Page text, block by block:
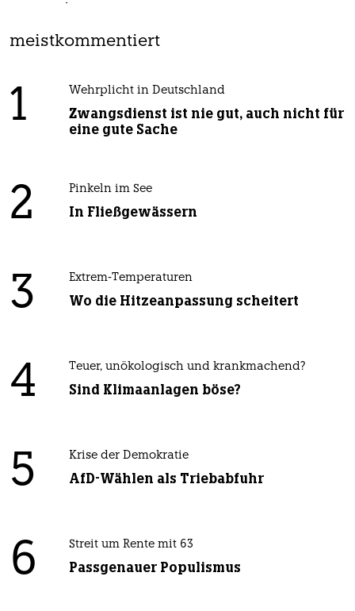
meistkommentiert
1 Wehrplicht in Deutschland
Zwangsdienst ist nie gut, auch nicht für
eine gute Sache
2 Pinkeln im See
In Fließgewässern
3 Extrem-Temperaturen
Wo die Hitzeanpassung scheitert
4 Teuer, unökologisch und krankmachend?
Sind Klimaanlagen böse?
5 Krise der Demokratie
AfD-Wählen als Triebabfuhr
6 Streit um Rente mit 63
Passgenauer Populismus